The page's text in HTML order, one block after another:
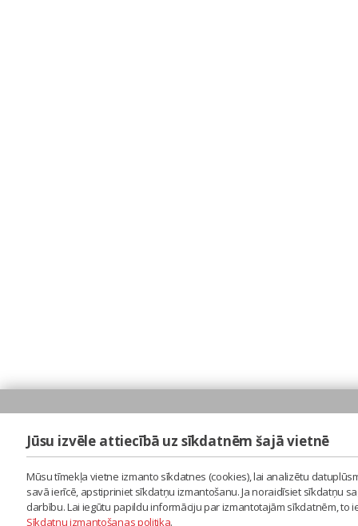
Jūsu izvēle attiecībā uz sīkdatnēm šajā vietnē
Mūsu tīmekļa vietne izmanto sīkdatnes (cookies), lai analizētu
savā ierīcē, apstipriniet sīkdatņu izmantošanu. Ja noraidīsiet sīkdatņu
darbību. Lai iegūtu papildu informāciju par izmantotajām sīkdatnēm,
Sīkdatņu izmantošanas politika.